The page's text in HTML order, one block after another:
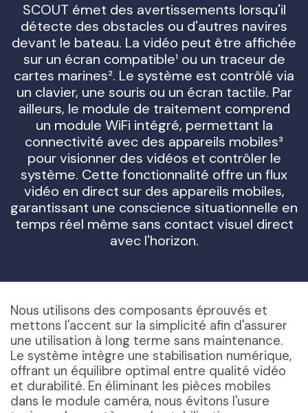
SCOUT émet des avertissements lorsqu'il
détecte des obstacles ou d'autres navires
devant le bateau. La vidéo peut être affichée
sur un écran compatible¹ ou un traceur de
cartes marines². Le système est contrôlé via
un clavier, une souris ou un écran tactile. Par
ailleurs, le module de traitement comprend
un module WiFi intégré, permettant la
connectivité avec des appareils mobiles³
pour visionner des vidéos et contrôler le
système. Cette fonctionnalité offre un flux
vidéo en direct sur des appareils mobiles,
garantissant une conscience situationnelle en
temps réel même sans contact visuel direct
avec l'horizon.
Nous utilisons des composants éprouvés et
mettons l'accent sur la simplicité afin d'assurer
une utilisation à long terme sans maintenance.
Le système intègre une stabilisation numérique,
offrant un équilibre optimal entre qualité vidéo
et durabilité. En éliminant les pièces mobiles
dans le module caméra, nous évitons l'usure